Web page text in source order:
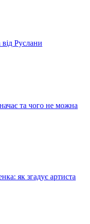
Руслани
та чого не можна
як згадує артиста